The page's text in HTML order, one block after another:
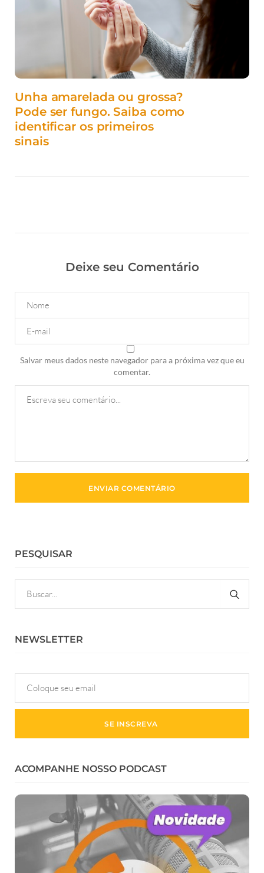
Unha amarelada ou grossa?
Pode ser fungo. Saiba como
identificar os primeiros
sinais
Deixe seu Comentário
Salvar meus dados neste navegador para a próxima vez que eu
comentar.
PESQUISAR
NEWSLETTER
ACOMPANHE NOSSO PODCAST